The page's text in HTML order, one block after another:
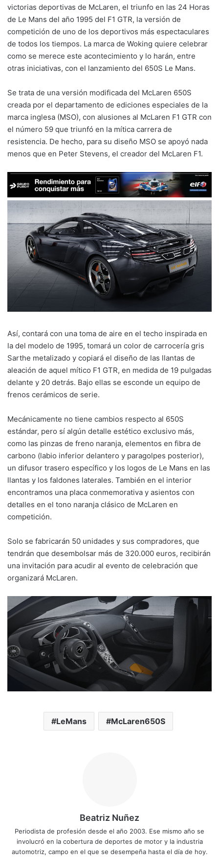
victorias deportivas de McLaren, el triunfo en las 24 Horas
de Le Mans del año 1995 del F1 GTR, la versión de
competición de uno de los deportivos más espectaculares
de todos los tiempos. La marca de Woking quiere celebrar
como se merece este acontecimiento y lo harán, entre
otras iniciativas, con el lanzamiento del 650S Le Mans.
Se trata de una versión modificada del McLaren 650S
creada por el departamento de ediciones especiales de la
marca inglesa (MSO), con alusiones al McLaren F1 GTR con
el número 59 que triunfó en la mítica carrera de
resistencia. De hecho, para su diseño MSO se apoyó nada
menos que en Peter Stevens, el creador del McLaren F1.
Así, contará con una toma de aire en el techo inspirada en
la del modelo de 1995, tomará un color de carrocería gris
Sarthe metalizado y copiará el diseño de las llantas de
aleación de aquel mítico F1 GTR, en medida de 19 pulgadas
delante y 20 detrás. Bajo ellas se esconde un equipo de
frenos cerámicos de serie.
Mecánicamente no tiene cambios respecto al 650S
estándar, pero sí algún detalle estético exclusivo más,
como las pinzas de freno naranja, elementos en fibra de
carbono (labio inferior delantero y paragolpes posterior),
un difusor trasero específico y los logos de Le Mans en las
llantas y los faldones laterales. También en el interior
encontramos una placa conmemorativa y asientos con
detalles en el tono naranja clásico de McLaren en
competición.
Solo se fabricarán 50 unidades y sus compradores, que
tendrán que desembolsar más de 320.000 euros, recibirán
una invitación para acudir al evento de celebración que
organizará McLaren.
LeMans McLaren650S
Beatriz Nuñez
Periodista de profesión desde el año 2003. Ese mismo año se
involucró en la cobertura de deportes de motor y la industria
automotriz, campo en el que se desempeña hasta el día de hoy.